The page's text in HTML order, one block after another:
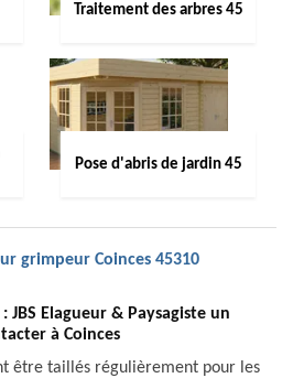
Traitement des arbres 45
Pose d'abris de jardin 45
grimpeur Coinces 45310
JBS Elagueur & Paysagiste un
à Coinces
être taillés régulièrement pour les